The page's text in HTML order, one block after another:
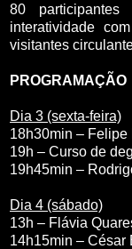
80
interatividade
visitantes
PROGRAMAÇÃO
Dia 3 (sexta-feira)
18h30min –
19h – Curso de
19h45min –
Dia 4 (sábado)
13h – Flávia
14h15min – César